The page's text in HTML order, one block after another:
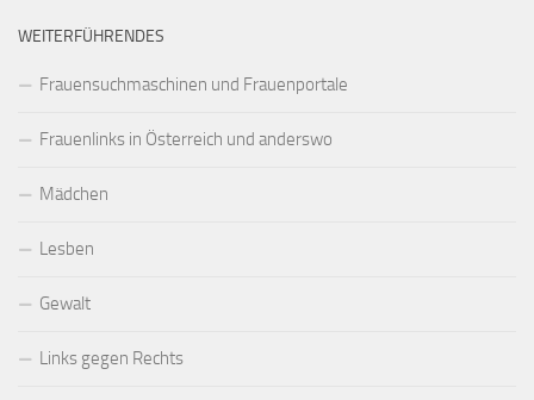
WEITERFÜHRENDES
Frauensuchmaschinen und Frauenportale
Frauenlinks in Österreich und anderswo
Mädchen
Lesben
Gewalt
Links gegen Rechts